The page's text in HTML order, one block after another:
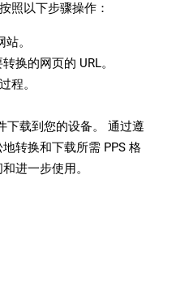
照以下步骤操作：
站。
换的网页的 URL。
程。
下载到您的设备。 通过遵
转换和下载所需 PPS 格
进一步使用。